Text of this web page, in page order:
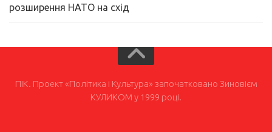
розширення НАТО на схід
ПІК. Проект «Політика і Культура» започатковано Зиновієм
КУЛИКОМ у 1999 році.